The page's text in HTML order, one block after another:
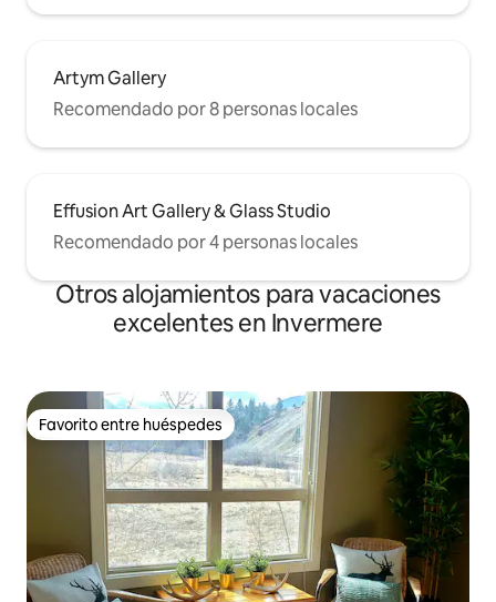
Artym Gallery
Recomendado por 8 personas locales
Effusion Art Gallery & Glass Studio
Recomendado por 4 personas locales
Otros alojamientos para vacaciones
excelentes en Invermere
Favorito entre huéspedes
Favorito entre huéspedes